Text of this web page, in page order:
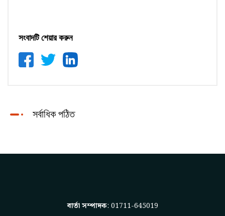
সংবাদটি শেয়ার করুন
সর্বাধিক পঠিত
বার্তা সম্পাদক: 01711-645019